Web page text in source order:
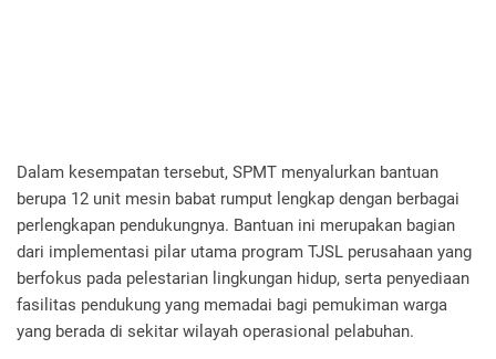
Dalam kesempatan tersebut, SPMT menyalurkan bantuan
berupa 12 unit mesin babat rumput lengkap dengan berbagai
perlengkapan pendukungnya. Bantuan ini merupakan bagian
dari implementasi pilar utama program TJSL perusahaan yang
berfokus pada pelestarian lingkungan hidup, serta penyediaan
fasilitas pendukung yang memadai bagi pemukiman warga
yang berada di sekitar wilayah operasional pelabuhan.